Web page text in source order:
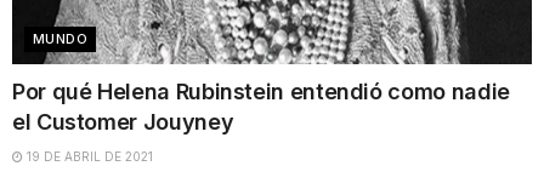
MUNDO
Por qué Helena Rubinstein entendió como nadie
el Customer Jouyney
19 DE ABRIL DE 2021